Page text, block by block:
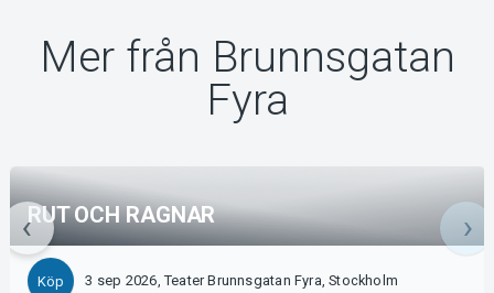
Mer från Brunnsgatan
Fyra
RUT OCH RAGNAR
Köp 3 sep 2026, Teater Brunnsgatan Fyra, Stockholm